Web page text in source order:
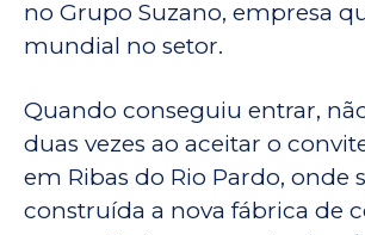
no Grupo Suzano, empresa
mundial no setor.
Quando conseguiu entrar,
duas vezes ao aceitar o
em Ribas do Rio Pardo, onde
construída a nova fábrica de